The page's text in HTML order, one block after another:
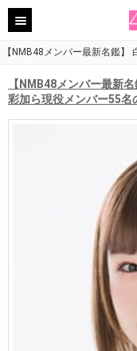
【NMB48メンバー最新名鑑】
【NMB48メンバー最新
彩加ら現役メンバー55名